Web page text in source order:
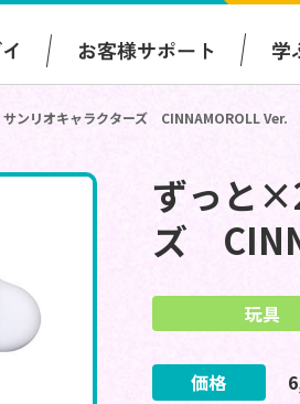
お客様サポート 学
ンリオキャラクターズ CINNAMOROLL Ver.
ずっと
ズ
玩具
価格